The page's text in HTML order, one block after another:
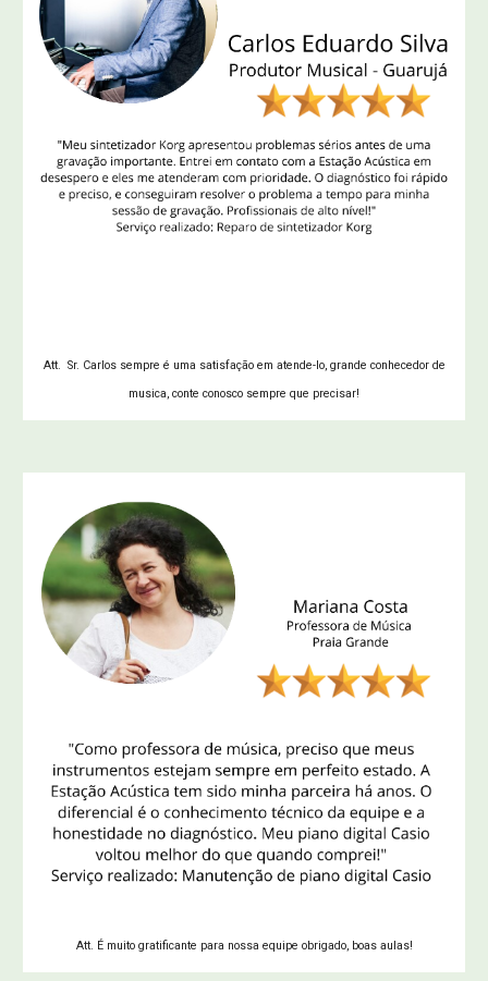
Att. Sr. Carlos sempre é uma satisfação em atende-lo, grande conhecedor de
musica, conte conosco sempre que precisar!
Att. É muito gratificante para nossa equipe obrigado, boas aulas!